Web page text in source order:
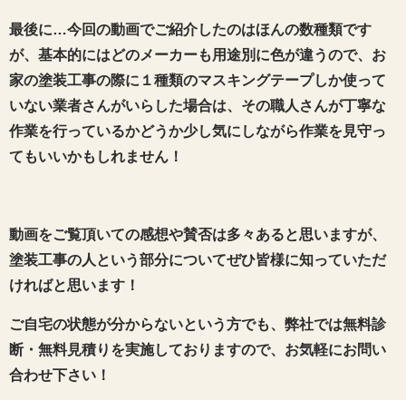
最後に…今回の動画でご紹介したのはほんの数種類です
が、基本的にはどのメーカーも用途別に色が違うので、お
家の塗装工事の際に１種類のマスキングテープしか使って
いない業者さんがいらした場合は、その職人さんが丁寧な
作業を行っているかどうか少し気にしながら作業を見守っ
てもいいかもしれません！
動画をご覧頂いての感想や賛否は多々あると思いますが、
塗装工事の人という部分についてぜひ皆様に知っていただ
ければと思います！
ご自宅の状態が分からないという方でも、弊社では無料診
断・無料見積りを実施しておりますので、お気軽にお問い
合わせ下さい！